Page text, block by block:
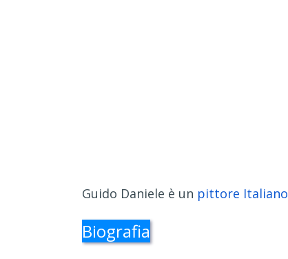
Guido Daniele è un pittore Italiano
Biografia